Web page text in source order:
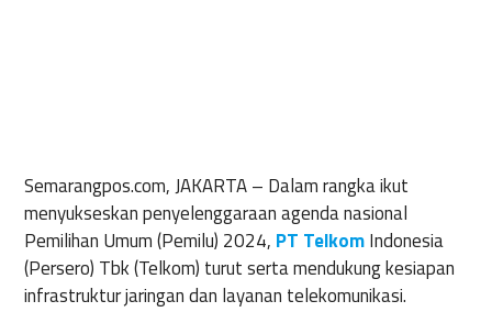
Semarangpos.com, JAKARTA – Dalam rangka ikut
menyukseskan penyelenggaraan agenda nasional
Pemilihan Umum (Pemilu) 2024, PT TelkomIndonesia
(Persero) Tbk (Telkom) turut serta mendukung kesiapan
infrastruktur jaringan dan layanan telekomunikasi.